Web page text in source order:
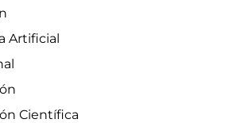
Artificial
Científica